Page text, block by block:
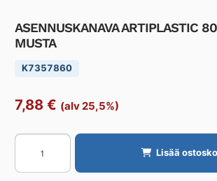
ASENNUSKANAVA ARTIPLASTIC
MUSTA
K7357860
7,88 € (alv 25,5%)
ASENNUSKANAVA
ARTIPLASTIC
80X60
Lisää